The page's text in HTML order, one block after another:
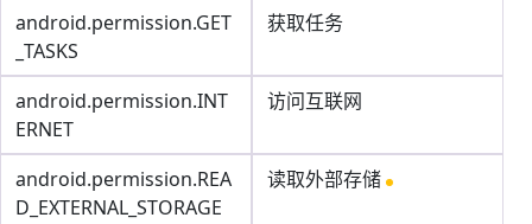
android.permission.GET
_TASKS
获取任务
android.permission.INT
ERNET
访问互联网
android.permission.REA
D_EXTERNAL_STORAGE
读取外部存储